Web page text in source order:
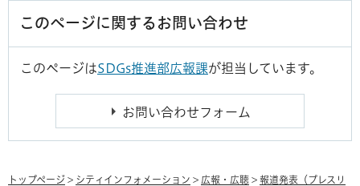
このページに関するお問い合わせ
このページはSDGs推進部広報課が担当しています。
トップページ > シティインフォメーション > 広報・広聴 > 報道発表（プレスリ